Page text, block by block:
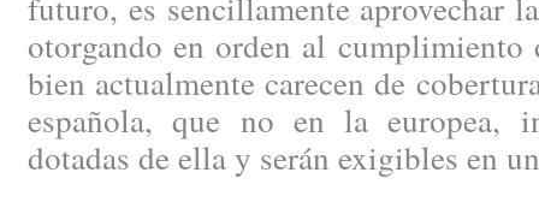
otorgando en orden al cumplimiento
bien actualmente carecen de
española, que no en la europea,
dotadas de ella y serán exigibles en